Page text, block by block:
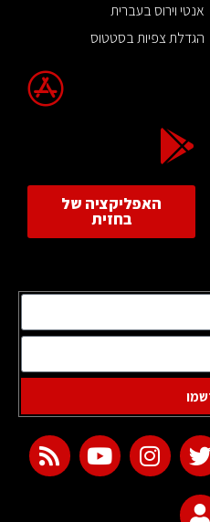
אנטי וירוס בעברית
הגדלת צפיות בסטטוס
האפליקציה של
בחזית